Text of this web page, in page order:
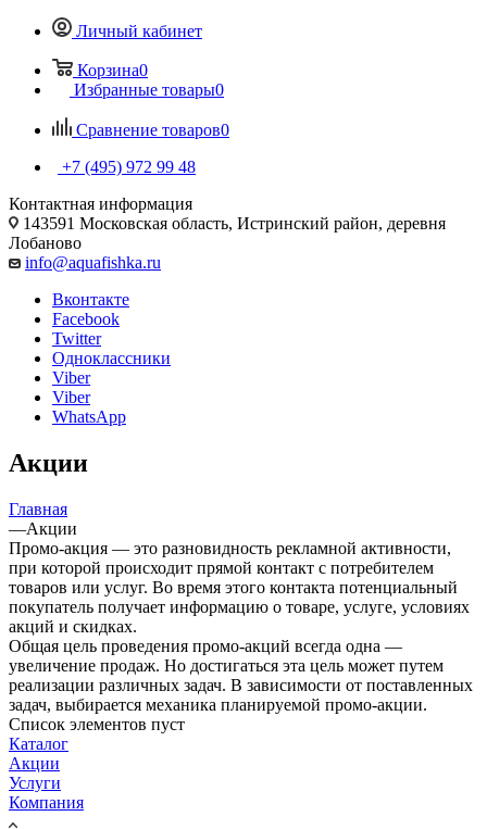
Личный кабинет
Корзина0
Избранные товары0
Сравнение товаров0
+7 (495) 972 99 48
Контактная информация
143591 Московская область, Истринский район, деревня
Лобаново
info@aquafishka.ru
Вконтакте
Facebook
Twitter
Одноклассники
Viber
Viber
WhatsApp
Акции
Главная
—Акции
Промо-акция — это разновидность рекламной активности,
при которой происходит прямой контакт с потребителем
товаров или услуг. Во время этого контакта потенциальный
покупатель получает информацию о товаре, услуге, условиях
акций и скидках.
Общая цель проведения промо-акций всегда одна —
увеличение продаж. Но достигаться эта цель может путем
реализации различных задач. В зависимости от поставленных
задач, выбирается механика планируемой промо-акции.
Список элементов пуст
Каталог
Акции
Услуги
Компания